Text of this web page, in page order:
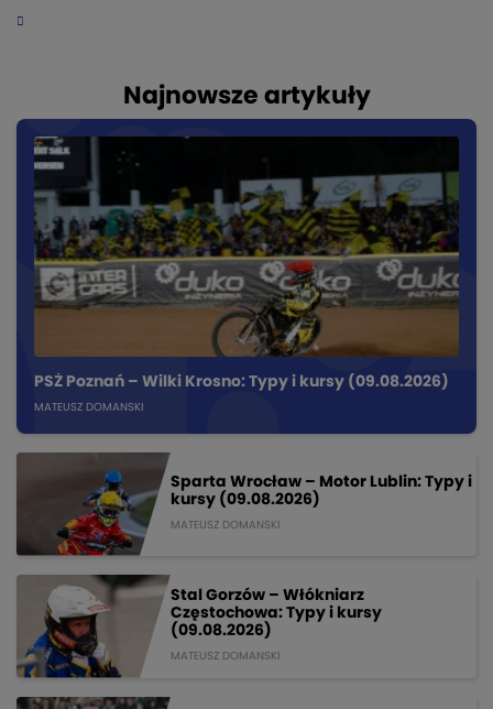
Najnowsze artykuły
PSŻ Poznań – Wilki Krosno: Typy i kursy (09.08.2026)
MATEUSZ DOMANSKI
Sparta Wrocław – Motor Lublin: Typy i
kursy (09.08.2026)
MATEUSZ DOMANSKI
Stal Gorzów – Włókniarz
Częstochowa: Typy i kursy
(09.08.2026)
MATEUSZ DOMANSKI